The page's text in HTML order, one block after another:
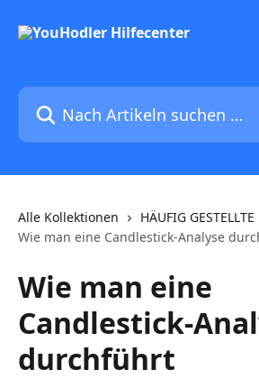
Nach Artikeln suchen …
Alle Kollektionen
HÄUFIG GESTELLTE
Wie man eine Candlestick-Analyse
Wie man eine
Candlestick-
durchführt